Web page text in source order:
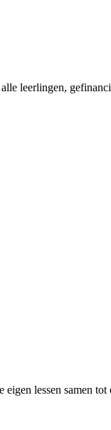
leerlingen,
lessen samen